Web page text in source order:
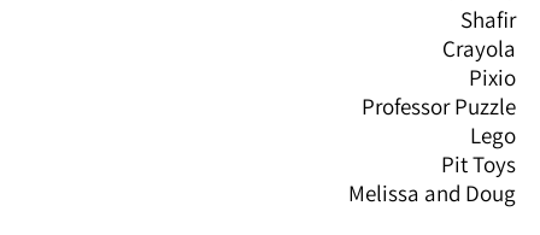
Shafir
Crayola
Pixio
Professor Puzzle
Lego
Pit Toys
Melissa and Doug